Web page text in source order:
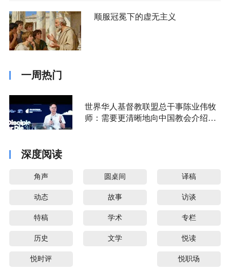
顺服冠冕下的虚无主义
一周热门
世界华人基督教联盟总干事陈业伟牧
师：需要更清晰地向中国教会介绍福
深度阅读
角声 圆桌间 译稿
动态 故事 访谈
特稿 学术 专栏
历史 文学 悦读
悦时评 悦职场